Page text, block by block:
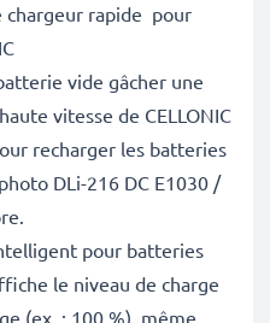
chargeur rapide pour
vide gâcher une
vitesse de CELLONIC
recharger les batteries
DLi-216 DC E1030 /
pour batteries
le niveau de charge
(ex. : 100 %), même